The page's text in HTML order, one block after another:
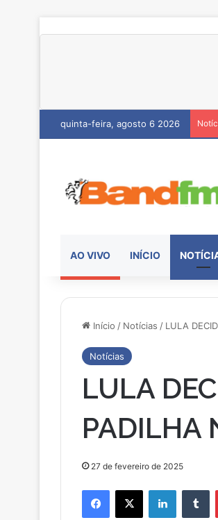
quinta-feira, agosto 6 2026
AO VIVO INÍCIO
Início / Notícias / LULA
Notícias
LULA
PADILHA
27 de fevereiro de 2025